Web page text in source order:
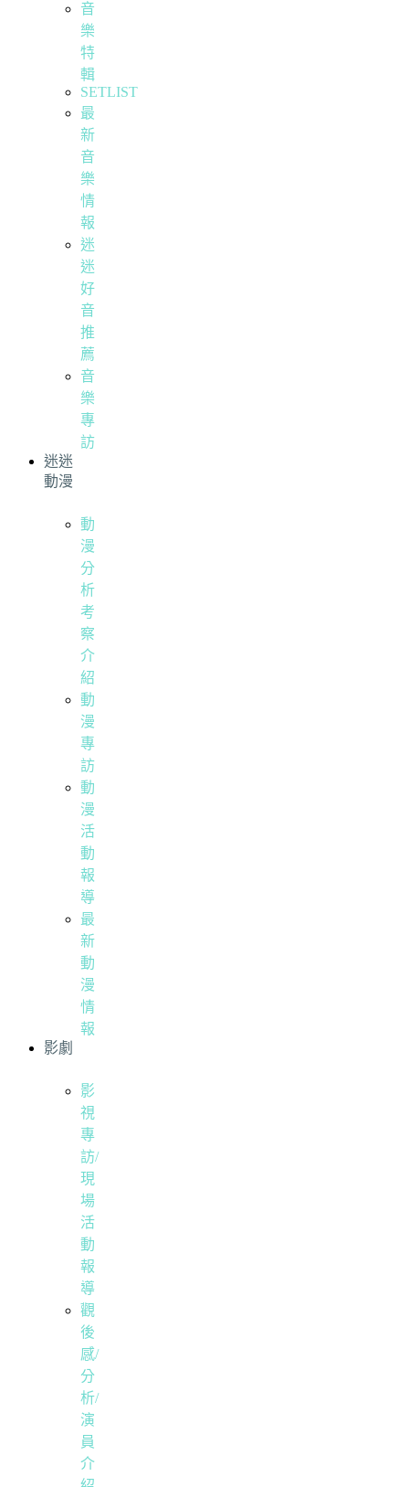
音
樂
特
輯
SETLIST
最
新
音
樂
情
報
迷
迷
好
音
推
薦
音
樂
專
訪
迷迷
動漫
動
漫
分
析
考
察
介
紹
動
漫
專
訪
動
漫
活
動
報
導
最
新
動
漫
情
報
影劇
影
視
專
訪/
現
場
活
動
報
導
觀
後
感/
分
析/
演
員
介